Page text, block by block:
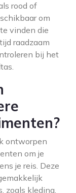
rood of
om
vinden die
raadzaam
bij het
ontworpen
om je
je reis. Deze
zoals kleding,